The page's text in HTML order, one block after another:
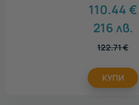
110.44€
216лв.
122.71€
КУПИ